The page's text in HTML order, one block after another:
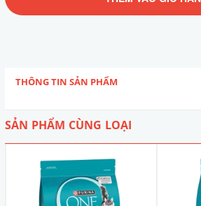
THÔNG TIN SẢN PHẨM
SẢN PHẨM CÙNG LOẠI